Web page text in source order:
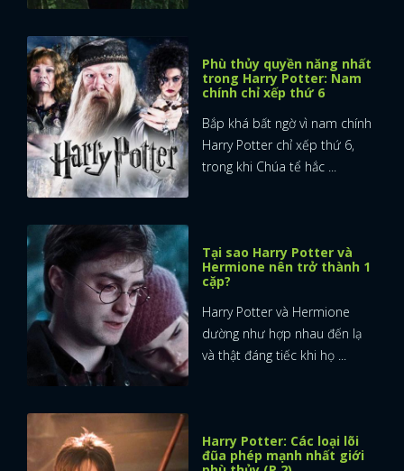
Phù thủy quyền năng nhất
trong Harry Potter: Nam
chính chỉ xếp thứ 6
Bắp khá bất ngờ vì nam chính
Harry Potter chỉ xếp thứ 6,
trong khi Chúa tể hắc ...
Tại sao Harry Potter và
Hermione nên trở thành 1
cặp?
Harry Potter và Hermione
dường như hợp nhau đến lạ
và thật đáng tiếc khi họ ...
Harry Potter: Các loại lõi
đũa phép mạnh nhất giới